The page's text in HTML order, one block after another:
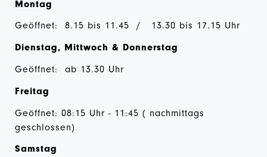
Montag
Geöffnet: 8.15 bis 11.45 / 13.30 bis 17.15 Uhr
Dienstag, Mittwoch & Donnerstag
Geöffnet: ab 13.30 Uhr
Freitag
Geöffnet: 08:15 Uhr - 11:45 ( nachmittags
geschlossen)
Samstag